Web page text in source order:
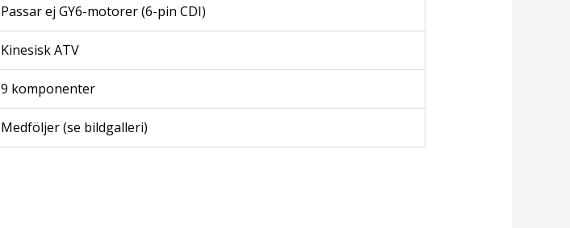
Passar ej GY6-motorer (6-pin CDI)
Kinesisk ATV
9 komponenter
Medföljer (se bildgalleri)